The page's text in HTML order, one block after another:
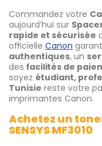
Commandez votre
aujourd’hui sur
rapide et sécurisée
officielle Canon
authentiques, un
des facilités de
soyez étudiant,
Tunisie reste votre
imprimantes Canon.
Achetez un
SENSYS MF3010